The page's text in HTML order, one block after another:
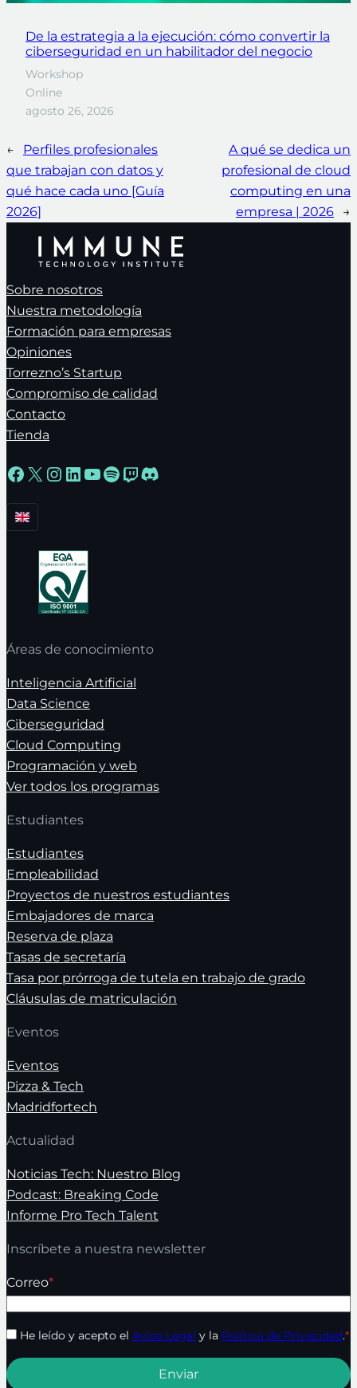
De la estrategia a la ejecución: cómo convertir la
ciberseguridad en un habilitador del negocio
Workshop
Online
agosto 26, 2026
←
Perfiles profesionales
que trabajan con datos y
qué hace cada uno [Guía
2026]
A qué se dedica un
profesional de cloud
computing en una
empresa | 2026
→
Sobre nosotros
Nuestra metodología
Formación para empresas
Opiniones
Torrezno’s Startup
Compromiso de calidad
Contacto
Tienda
Facebook
X Instagram
LinkedIn
YouTube
Spotify
Twitch
Discord
Áreas de conocimiento
Inteligencia Artificial
Data Science
Ciberseguridad
Cloud Computing
Programación y web
Ver todos los programas
Estudiantes
Estudiantes
Empleabilidad
Proyectos de nuestros estudiantes
Embajadores de marca
Reserva de plaza
Tasas de secretaría
Tasa por prórroga de tutela en trabajo de grado
Cláusulas de matriculación
Eventos
Eventos
Pizza & Tech
Madridfortech
Actualidad
Noticias Tech: Nuestro Blog
Podcast: Breaking Code
Informe Pro Tech Talent
Inscríbete a nuestra newsletter
Correo*
He leído y acepto el Aviso Legal y la Política de Privacidad.*